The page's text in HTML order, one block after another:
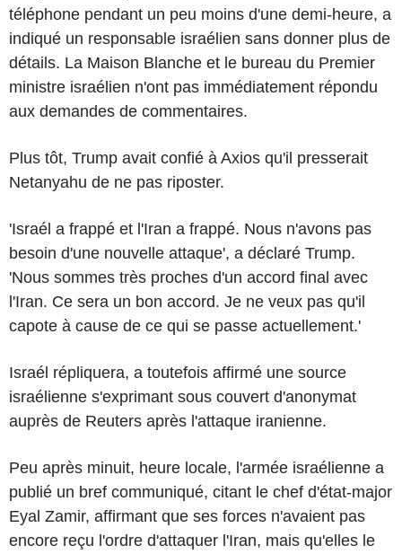
téléphone pendant un peu moins d'une demi-heure, a
indiqué un responsable israélien sans donner plus de
détails. La Maison Blanche et le bureau du Premier
ministre israélien n'ont pas immédiatement répondu
aux demandes de commentaires.
Plus tôt, Trump avait confié à Axios qu'il presserait
Netanyahu de ne pas riposter.
'Israél a frappé et l'Iran a frappé. Nous n'avons pas
besoin d'une nouvelle attaque', a déclaré Trump.
'Nous sommes très proches d'un accord final avec
l'Iran. Ce sera un bon accord. Je ne veux pas qu'il
capote à cause de ce qui se passe actuellement.'
Israél répliquera, a toutefois affirmé une source
israélienne s'exprimant sous couvert d'anonymat
auprès de Reuters après l'attaque iranienne.
Peu après minuit, heure locale, l'armée israélienne a
publié un bref communiqué, citant le chef d'état-major
Eyal Zamir, affirmant que ses forces n'avaient pas
encore reçu l'ordre d'attaquer l'Iran, mais qu'elles le